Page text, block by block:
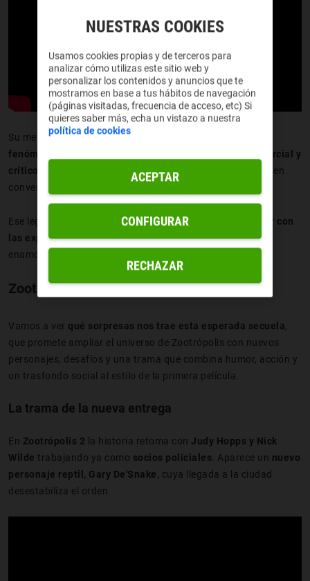
Su mensaje sobre prejuicios y cooperación la convirtió en
fenómeno cultural instantáneo
comercial y
crítico
Óscar a mejor película animada
y se coló en
conversaciones sobre representación en animación.
Ese legado es la base sobre la quela secuela puede jugar con
las expectativas, sin traicionar el tono ni el corazón que
enamoró a la audiencia.
Zootrópolis 2: todo lo que sabemos
Vamos a ver qué sorpresas nos trae esta esperada secuela
que promete ampliar el universo de Zootrópolis con nuevos
personajes, desafíos y una trama que combina humor, acción y
un trasfondo social al estilo de la primera película.
La trama de la nueva entrega
En Zootrópolis 2 la historia retoma con Judy Hopps y Nick
Wilde trabajando ya como socios policiales . Aparece un nuevo
personaje reptil, Gary De'Snake,
cuya llegada a la ciudad
desestabiliza el orden.
NUESTRAS COOKIES
Usamos cookies propias y de terceros para
analizar cómo utilizas este sitio web y
personalizar los contenidos y anuncios que te
mostramos en base a tus hábitos de navegación
(páginas visitadas, frecuencia de acceso, etc) Si
quieres saber más, echa un vistazo a nuestra
política de cookies
RECHAZAR
ACEPTAR
CONFIGURAR